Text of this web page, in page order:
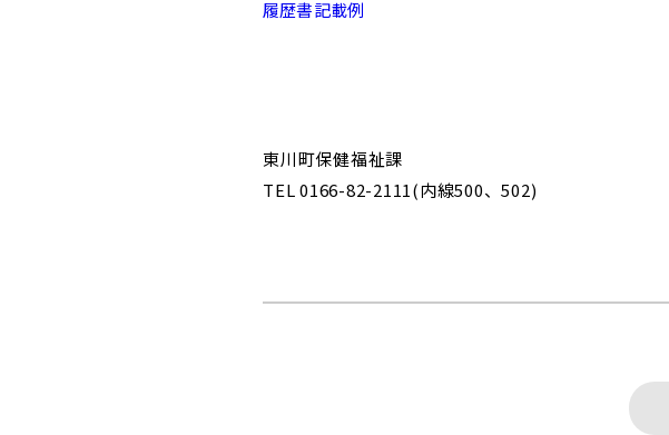
履歴書記載例
東川町保健福祉課
TEL 0166-82-2111(内線500、502)